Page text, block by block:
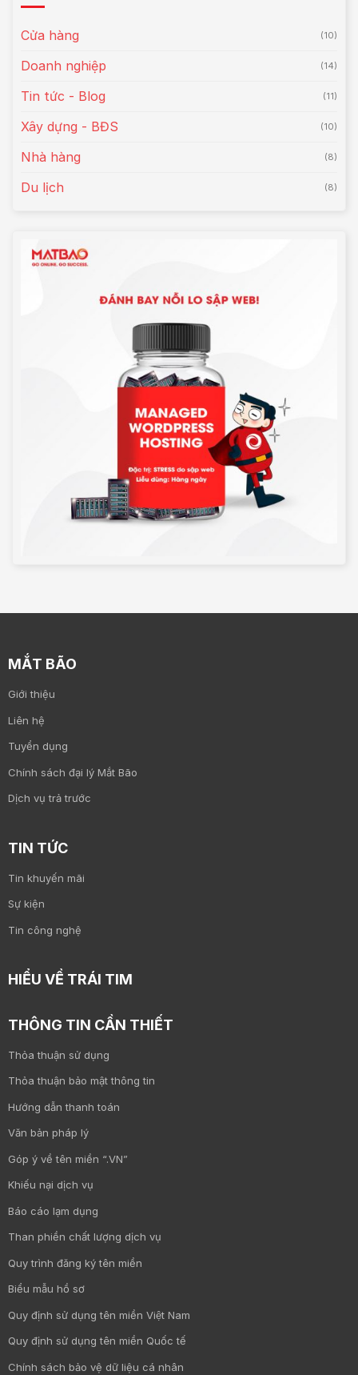
Cửa hàng (10)
Doanh nghiệp (14)
Tin tức - Blog (11)
Xây dựng - BĐS (10)
Nhà hàng (8)
Du lịch (8)
MẮT BÃO
Giới thiệu
Liên hệ
Tuyển dụng
Chính sách đại lý Mắt Bão
Dịch vụ trả trước
TIN TỨC
Tin khuyến mãi
Sự kiện
Tin công nghệ
HIỂU VỀ TRÁI TIM
THÔNG TIN CẦN THIẾT
Thỏa thuận sử dụng
Thỏa thuận bảo mật thông tin
Hướng dẫn thanh toán
Văn bản pháp lý
Góp ý về tên miền “.VN”
Khiếu nại dịch vụ
Báo cáo lạm dụng
Than phiền chất lượng dịch vụ
Quy trình đăng ký tên miền
Biểu mẫu hồ sơ
Quy định sử dụng tên miền Việt Nam
Quy định sử dụng tên miền Quốc tế
Chính sách bảo vệ dữ liệu cá nhân